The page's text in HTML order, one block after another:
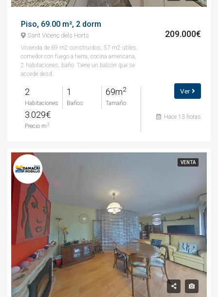
Piso, 69.00 m², 2 dorm
Sant Vicenç dels Horts
Vivienda de 69 m2 construidos, 57 m2 útiles,
comedor con fuego a tierra, cocina americana,
2 habitaciones, baño. Tiene un balcón que se
accede desd...
2
Habitaciones
1
Baños
69m2
Tamaño
3.029€
Precio m 2
209.000€
Ver
Hace 13 horas
VENTA